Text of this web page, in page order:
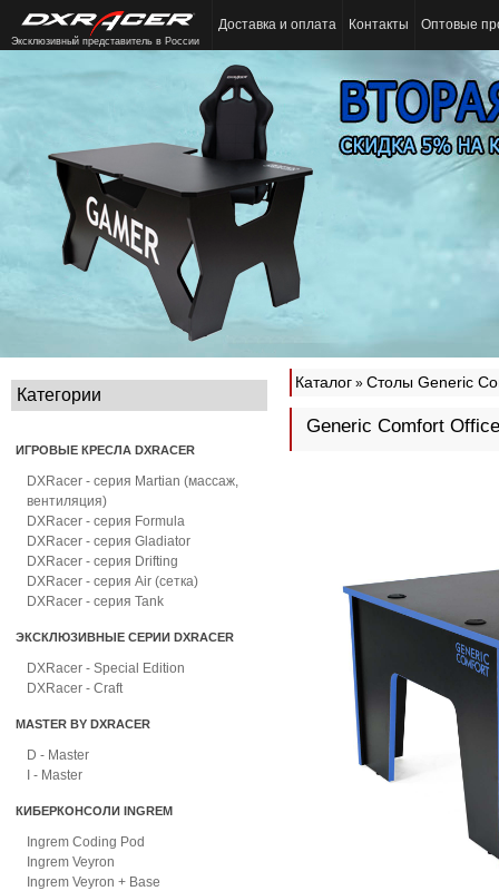
Эксклюзивный представитель в России
Доставка и оплата Контакты Оптовые
Категории
ИГРОВЫЕ КРЕСЛА DXRACER
DXRacer - серия Martian (массаж,
вентиляция)
DXRacer - серия Formula
DXRacer - серия Gladiator
DXRacer - серия Drifting
DXRacer - серия Air (сетка)
DXRacer - серия Tank
ЭКСКЛЮЗИВНЫЕ СЕРИИ DXRACER
DXRacer - Special Edition
DXRacer - Craft
MASTER BY DXRACER
D - Master
I - Master
КИБЕРКОНСОЛИ INGREM
Ingrem Coding Pod
Ingrem Veyron
Ingrem Veyron + Base
Каталог » Столы Generic
Generic Comfort